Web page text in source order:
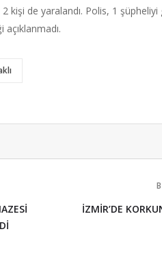
2 kişi de yaralandı. Polis, 1 şüpheliyi
açıklanmadı.
İZMİR’DE